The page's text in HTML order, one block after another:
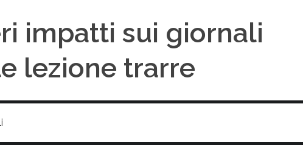
impatti sui giornali
lezione trarre